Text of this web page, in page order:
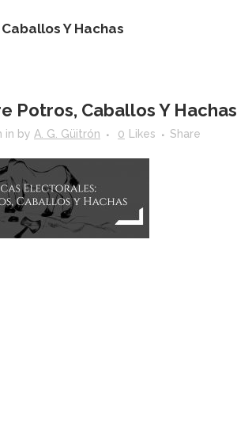
Y Hachas
Potros, Caballos Y Hachas
in by A. G. Güitrón 0 Likes Share